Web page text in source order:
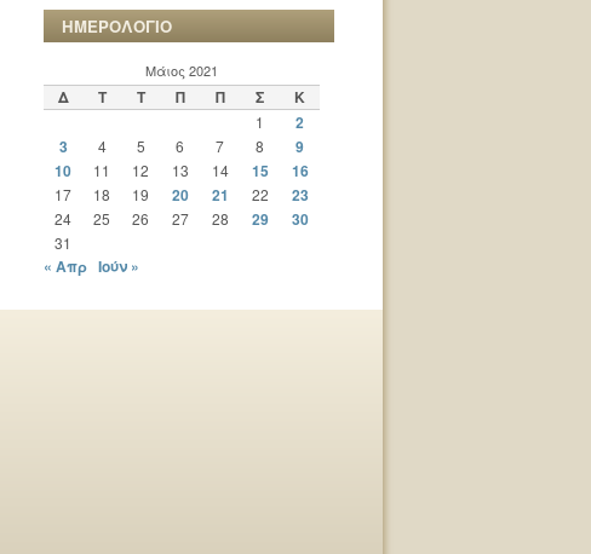
ΗΜΕΡΟΛΟΓΙΟ
Μάιος 2021
Δ Τ Τ Π Π Σ Κ
1
2
3
4 5 6 7 8
9
10
11 12 13 14 15 16
17 18 19 20 21 22 23
24 25 26 27 28 29 30
31
« Απρ Ιούν »